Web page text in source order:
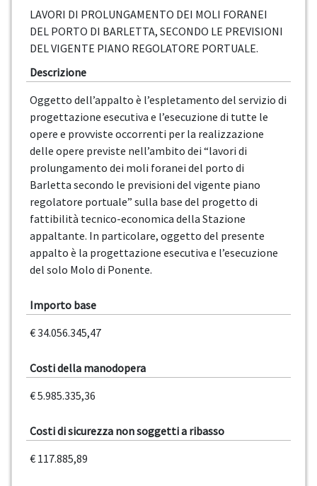
LAVORI DI PROLUNGAMENTO DEI MOLI FORANEI
DEL PORTO DI BARLETTA, SECONDO LE PREVISIONI
DEL VIGENTE PIANO REGOLATORE PORTUALE.
Descrizione
Oggetto dell’appalto è l’espletamento del servizio di
progettazione esecutiva e l’esecuzione di tutte le
opere e provviste occorrenti per la realizzazione
delle opere previste nell’ambito dei “lavori di
prolungamento dei moli foranei del porto di
Barletta secondo le previsioni del vigente piano
regolatore portuale” sulla base del progetto di
fattibilità tecnico-economica della Stazione
appaltante. In particolare, oggetto del presente
appalto è la progettazione esecutiva e l’esecuzione
del solo Molo di Ponente.
Importo base
€ 34.056.345,47
Costi della manodopera
€ 5.985.335,36
Costi di sicurezza non soggetti a ribasso
€ 117.885,89